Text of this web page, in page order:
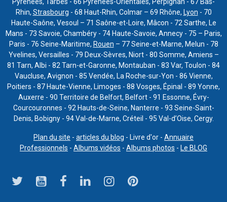
Rhin, Strasbourg - 68 Haut-Rhin, Colmar – 69 Rhône, Lyon - 70
Haute-Saône, Vesoul – 71 Saône-et-Loire, Mâcon - 72 Sarthe, Le
Mans - 73 Savoie, Chambéry - 74 Haute-Savoie, Annecy - 75 – Paris,
Paris - 76 Seine-Maritime, Rouen – 77 Seine-et-Marne, Melun - 78
Yvelines, Versailles - 79 Deux-Sèvres, Niort - 80 Somme, Amiens –
81 Tarn, Albi - 82 Tarn-et-Garonne, Montauban - 83 Var, Toulon - 84
Vaucluse, Avignon - 85 Vendée, La Roche-sur-Yon - 86 Vienne,
Poitiers - 87 Haute-Vienne, Limoges - 88 Vosges, Épinal - 89 Yonne,
Auxerre - 90 Territoire de Belfort, Belfort - 91 Essonne, Évry-
Courcouronnes - 92 Hauts-de-Seine, Nanterre - 93 Seine-Saint-
Denis, Bobigny - 94 Val-de-Marne, Créteil - 95 Val-d’Oise, Cergy.
Plan du site - articles du blog - Livre d'or - Annuaire
Professionnels - Albums vidéos - Albums photos - Le BLOG